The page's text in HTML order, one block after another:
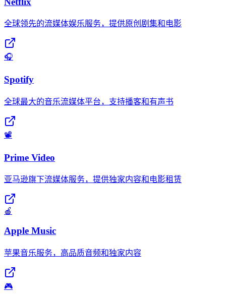
全球领先的流媒体娱乐服务，提供原创剧集和电影
🎧
Spotify
全球最大的音乐流媒体平台，支持播客和有声书
📽️
Prime Video
亚马逊旗下流媒体服务，提供独家内容和电影租赁
🍎
Apple Music
苹果音乐服务，高品质音频和独家内容
🎮